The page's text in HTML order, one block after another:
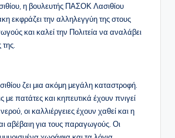
η βουλευτής ΠΑΣΟΚ Λασιθίου
εκφράζει την αλληλεγγύη της στους
και καλεί την Πολιτεία να αναλάβει
ζει μια ακόμη μεγάλη καταστροφή.
με πατάτες και κηπευτικά έχουν πνιγεί
οι καλλιέργειες έχουν χαθεί και η
αβέβαιη για τους παραγωγούς. Οι